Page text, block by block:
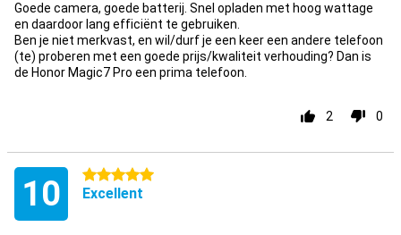
Goede camera, goede batterij. Snel opladen met hoog wattage
en daardoor lang efficiënt te gebruiken.
Ben je niet merkvast, en wil/durf je een keer een andere telefoon
(te) proberen met een goede prijs/kwaliteit verhouding? Dan is
de Honor Magic7 Pro een prima telefoon.
2 0
10 5 étoiles
Excellent